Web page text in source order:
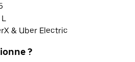
& Uber Electric
?